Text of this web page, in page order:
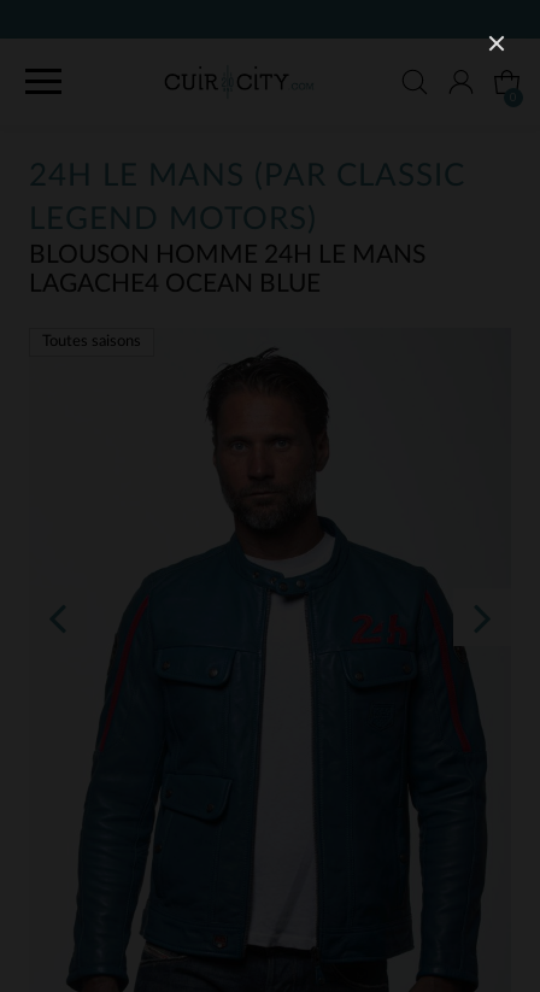
24H LE MANS (PAR CLASSIC
LEGEND MOTORS)
BLOUSON HOMME 24H LE MANS
LAGACHE4 OCEAN BLUE
Toutes saisons